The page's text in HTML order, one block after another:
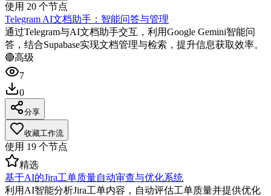
使用 20 个节点
Telegram AI文档助手：智能问答与管理
通过Telegram与AI文档助手交互，利用Google Gemini智能问
答，结合Supabase实现文档管理与检索，提升信息获取效率。
🔴高级
7
0
分享
收藏工作流
使用 19 个节点
精选
基于AI的Jira工单质量自动审查与优化系统
利用AI智能分析Jira工单内容，自动评估工单质量并提供优化